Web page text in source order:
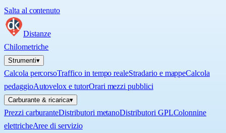
Salta al contenuto
Distanze
Chilometriche
Strumenti▾
Calcola percorsoTraffico in tempo realeStradario e mappeCalcola
pedaggioAutovelox e tutorOrari mezzi pubblici
Carburante & ricarica▾
Prezzi carburanteDistributori metanoDistributori GPLColonnine
elettricheAree di servizio